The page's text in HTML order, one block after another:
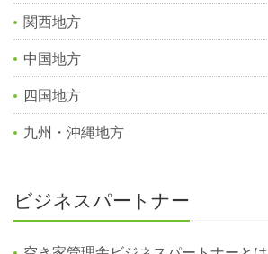
関西地方
中国地方
四国地方
九州・沖縄地方
ビジネスパートナー